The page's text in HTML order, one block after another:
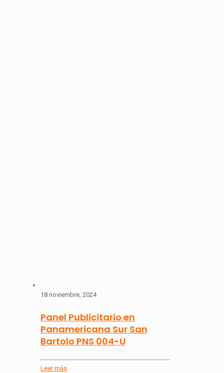
18 noviembre, 2024
Panel Publicitario en
Panamericana Sur San
Bartolo PNS 004-U
Leer más